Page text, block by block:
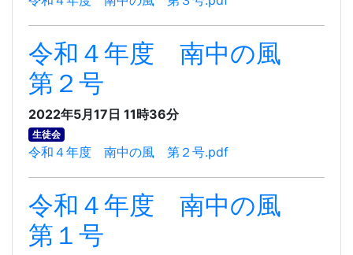
令和４年度 南中の風
第２号
2022年5月17日 11時36分
生徒会
令和４年度 南中の風 第２号.pdf
令和４年度 南中の風
第１号